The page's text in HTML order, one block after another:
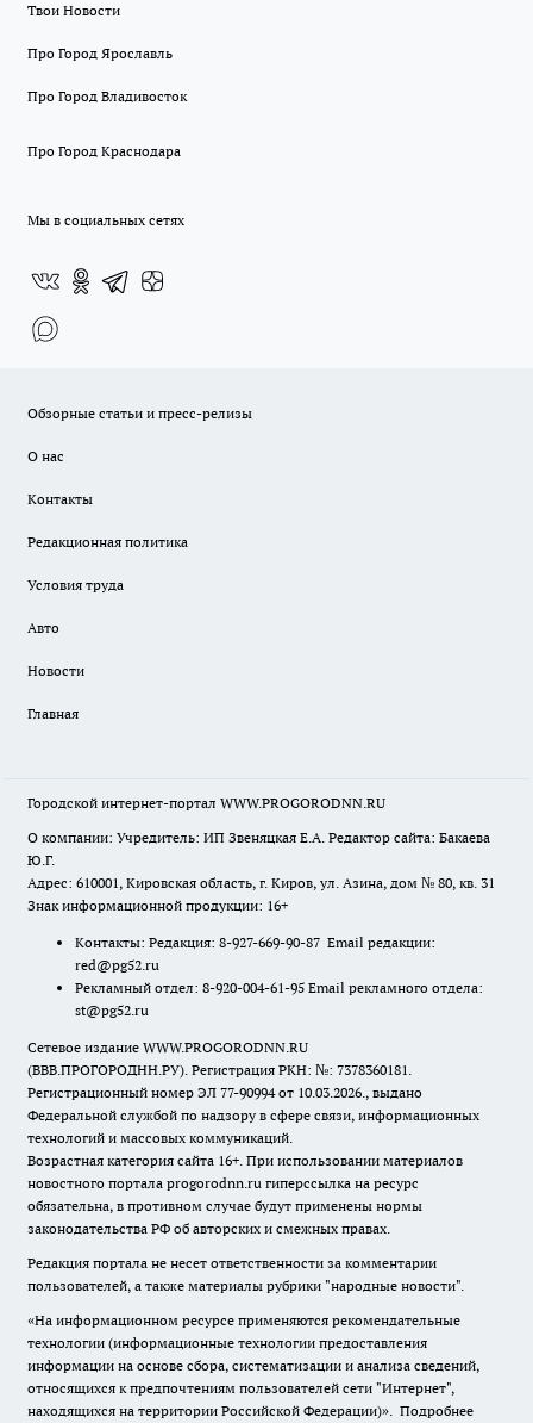
Твои Новости
Про Город Ярославль
Про Город Владивосток
Про Город Краснодара
Мы в социальных сетях
Обзорные статьи и пресс-релизы
О нас
Контакты
Редакционная политика
Условия труда
Авто
Новости
Главная
Городской интернет-портал WWW.PROGORODNN.RU
О компании: Учредитель: ИП Звеняцкая Е.А. Редактор сайта: Бакаева
Ю.Г.
Адрес: 610001, Кировская область, г. Киров, ул. Азина, дом № 80, кв. 31
Знак информационной продукции: 16+
Контакты: Редакция: 8-927-669-90-87 Email редакции:
red@pg52.ru
Рекламный отдел: 8-920-004-61-95 Email рекламного отдела:
st@pg52.ru
Сетевое издание WWW.PROGORODNN.RU
(ВВВ.ПРОГОРОДНН.РУ). Регистрация РКН: №: 7378360181.
Регистрационный номер ЭЛ 77-90994 от 10.03.2026., выдано
Федеральной службой по надзору в сфере связи, информационных
технологий и массовых коммуникаций.
Возрастная категория сайта 16+. При использовании материалов
новостного портала progorodnn.ru гиперссылка на ресурс
обязательна, в противном случае будут применены нормы
законодательства РФ об авторских и смежных правах.
Редакция портала не несет ответственности за комментарии
пользователей, а также материалы рубрики "народные новости".
«На информационном ресурсе применяются рекомендательные
технологии (информационные технологии предоставления
информации на основе сбора, систематизации и анализа сведений,
относящихся к предпочтениям пользователей сети "Интернет",
находящихся на территории Российской Федерации)». Подробнее